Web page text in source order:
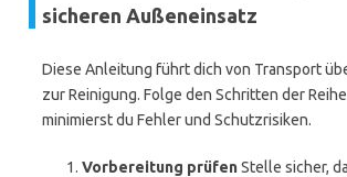
sicheren Außeneinsatz
Diese Anleitung führt dich von Transport
zur Reinigung. Folge den Schritten der
minimierst du Fehler und Schutzrisiken.
Vorbereitung prüfenStelle sicher,